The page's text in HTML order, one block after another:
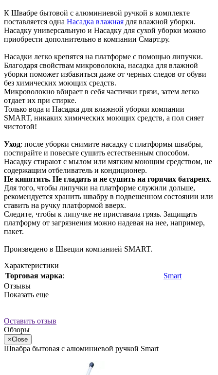
К Швабре бытовой с алюминиевой ручкой в комплекте
поставляется одна Насадка влажная для влажной уборки.
Насадку универсальную и Насадку для сухой уборки можно
приобрести дополнительно в компании Смарт.ру.
Насадки легко крепятся на платформе с помощью липучки.
Благодаря свойствам микроволокна, насадка для влажной
уборки поможет избавиться даже от черных следов от обуви
без химических моющих средств.
Микроволокно вбирает в себя частички грязи, затем легко
отдает их при стирке.
Только вода и Насадка для влажной уборки компании
SMART, никаких химических моющих средств, а пол сияет
чистотой!
Уход: после уборки снимите насадку с платформы швабры,
постирайте и повесьте сушить естественным способом.
Насадку стирают с мылом или мягким моющим средством, не
содержащим отбеливатель и кондиционер.
Не кипятить. Не гладить и не сушить на горячих батареях.
Для того, чтобы липучки на платформе служили дольше,
рекомендуется хранить швабру в подвешенном состоянии или
ставить на ручку платформой вверх.
Следите, чтобы к липучке не приставала грязь. Защищать
платформу от загрязнения можно надевая на нее, например,
пакет.
Произведено в Швеции компанией SMART.
Характеристики
Торговая марка:
Smart
Отзывы
Показать еще
Оставить отзыв
Обзоры
×Close
Швабра бытовая с алюминиевой ручкой Smart